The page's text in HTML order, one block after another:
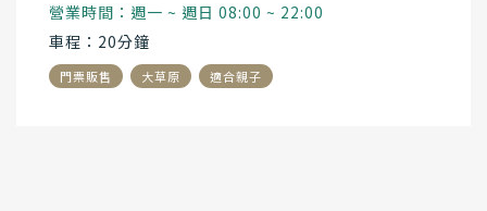
營業時間：週一 ~ 週日 08:00 ~ 22:00
車程：20分鐘
門票販售 大草原 適合親子